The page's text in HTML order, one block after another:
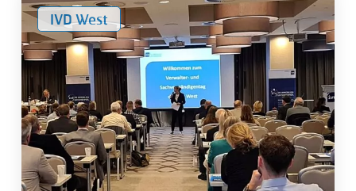
und
Sachverständigentag
des
IVD
West
IVD West